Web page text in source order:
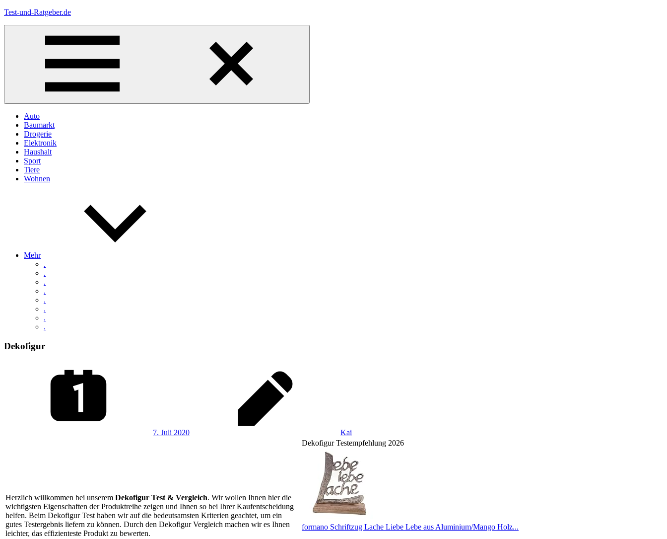
Zum
Test-und-Ratgeber.de
Menü
Auto
Baumarkt
Drogerie
Elektronik
Haushalt
Sport
Tiere
Wohnen
Mehr
.
.
.
.
.
.
.
.
Dekofigur
7. Juli 2020 Kai
Herzlich willkommen bei unserem Dekofigur Test & Vergleich. Wir wollen Ihnen hier die
wichtigsten Eigenschaften der Produktreihe zeigen und Ihnen so bei Ihrer Kaufentscheidung
helfen. Beim Dekofigur Test haben wir auf die bedeutsamsten Kriterien geachtet, um ein
gutes Testergebnis liefern zu können. Durch den Dekofigur Vergleich machen wir es Ihnen
leichter, das effizienteste Produkt zu bewerten.
Dekofigur Testempfehlung 2026
formano Schriftzug Lache Liebe Lebe aus Aluminium/Mango Holz...